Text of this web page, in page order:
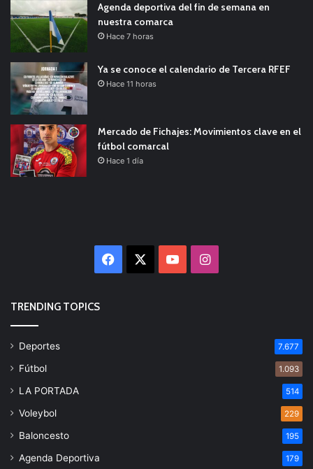
Agenda deportiva del fin de semana en
nuestra comarca
Hace 7 horas
Ya se conoce el calendario de Tercera RFEF
Hace 11 horas
Mercado de Fichajes: Movimientos clave en el
fútbol comarcal
Hace 1 día
Facebook YouTubeInstagram
TRENDING TOPICS
Deportes 7.677
Fútbol 1.093
LA PORTADA 514
Voleybol 229
Baloncesto 195
Agenda Deportiva 179